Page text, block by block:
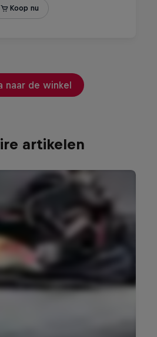
naar de winkel
artikelen